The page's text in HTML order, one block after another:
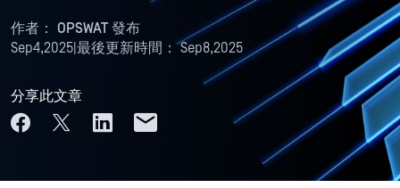
作者： OPSWAT 發布
Sep4,2025 最後更新時間：Sep8,2025
分享此文章